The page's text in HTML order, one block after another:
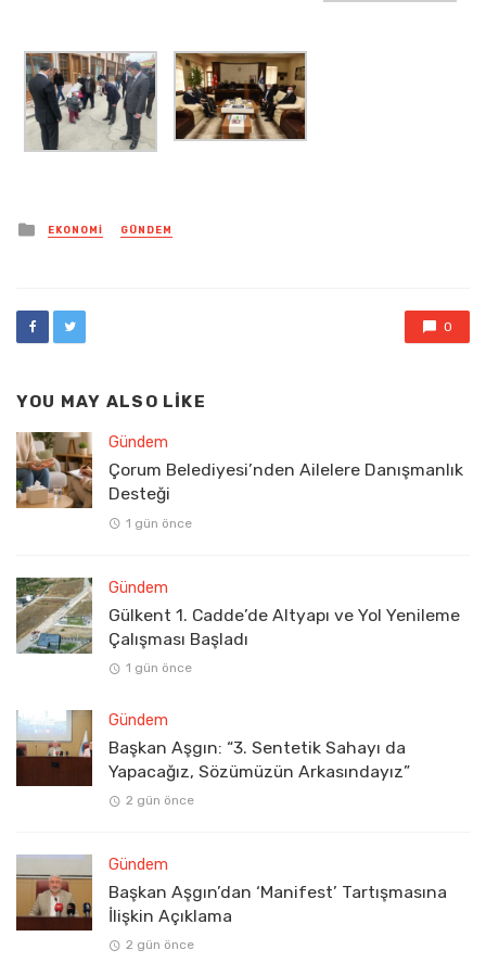
Posted
in
EKONOMI GÜNDEM
0
YOU MAY ALSO LIKE
Gündem
Çorum Belediyesi’nden Ailelere Danışmanlık
Desteği
1 gün önce
Gündem
Gülkent 1. Cadde’de Altyapı ve Yol Yenileme
Çalışması Başladı
1 gün önce
Gündem
Başkan Aşgın: “3. Sentetik Sahayı da
Yapacağız, Sözümüzün Arkasındayız”
2 gün önce
Gündem
Başkan Aşgın’dan ‘Manifest’ Tartışmasına
İlişkin Açıklama
2 gün önce